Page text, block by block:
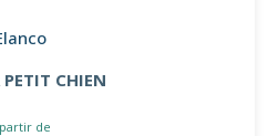
PETIT CHIEN
de